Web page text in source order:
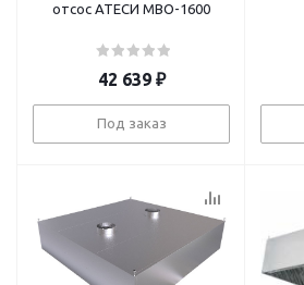
отсос АТЕСИ МВО-1600
42 639₽
Под заказ